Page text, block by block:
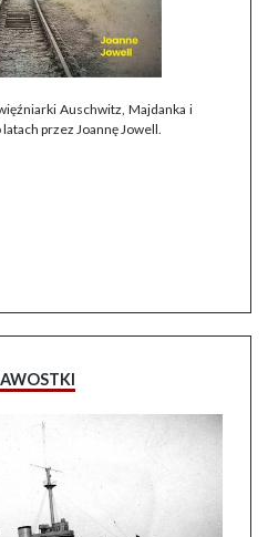
Auschwitz, Majdanka i
przez Joannę Jowell.